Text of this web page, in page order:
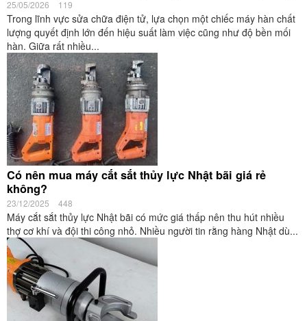
25/05/2026 119
Trong lĩnh vực sửa chữa điện tử, lựa chọn một chiếc máy hàn chất
lượng quyết định lớn đến hiệu suất làm việc cũng như độ bền mối
hàn. Giữa rất nhiều...
Có nên mua máy cắt sắt thủy lực Nhật bãi giá rẻ
không?
23/12/2025 448
Máy cắt sắt thủy lực Nhật bãi có mức giá thấp nên thu hút nhiều
thợ cơ khí và đội thi công nhỏ. Nhiều người tin rằng hàng Nhật dù...